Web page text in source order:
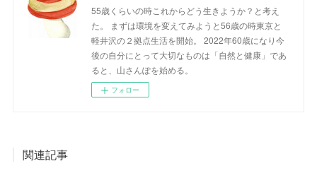
55歳くらいの時これからどう生きようか？と考え
た。 まずは環境を変えてみようと56歳の時東京と
軽井沢の２拠点生活を開始。 2022年60歳になり今
後の自分にとって大切なものは「自然と健康」であ
ると、山さんぽを始める。
フォロー
関連記事